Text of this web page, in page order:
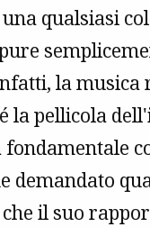
qualsiasi
la
la pellicola
demandato
il suo